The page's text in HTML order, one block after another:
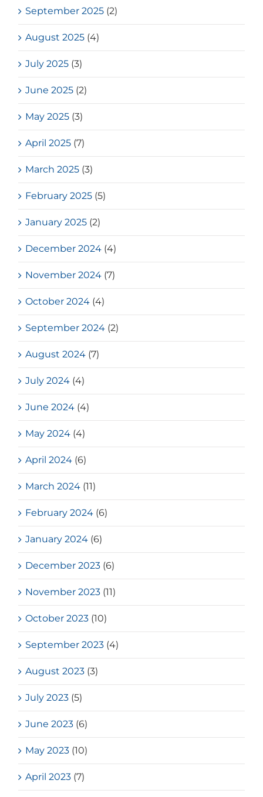
September 2025 (2)
August 2025 (4)
July 2025 (3)
June 2025 (2)
May 2025 (3)
April 2025 (7)
March 2025 (3)
February 2025 (5)
January 2025 (2)
December 2024 (4)
November 2024 (7)
October 2024 (4)
September 2024 (2)
August 2024 (7)
July 2024 (4)
June 2024 (4)
May 2024 (4)
April 2024 (6)
March 2024 (11)
February 2024 (6)
January 2024 (6)
December 2023 (6)
November 2023 (11)
October 2023 (10)
September 2023 (4)
August 2023 (3)
July 2023 (5)
June 2023 (6)
May 2023 (10)
April 2023 (7)